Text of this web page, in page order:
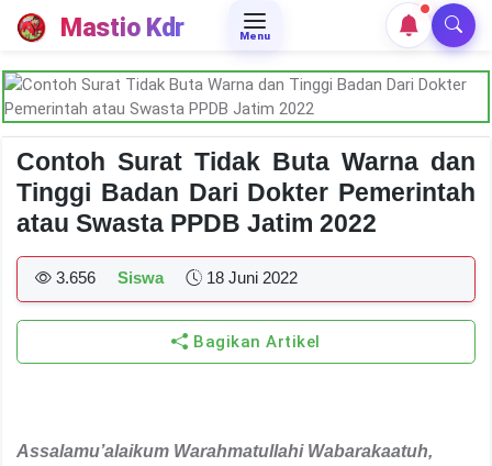
Mastio Kdr Menu
Contoh Surat Tidak Buta Warna dan
Tinggi Badan Dari Dokter Pemerintah
atau Swasta PPDB Jatim 2022
3.656 Siswa 18 Juni 2022
Bagikan Artikel
Assalamu’alaikum Warahmatullahi Wabarakaatuh,